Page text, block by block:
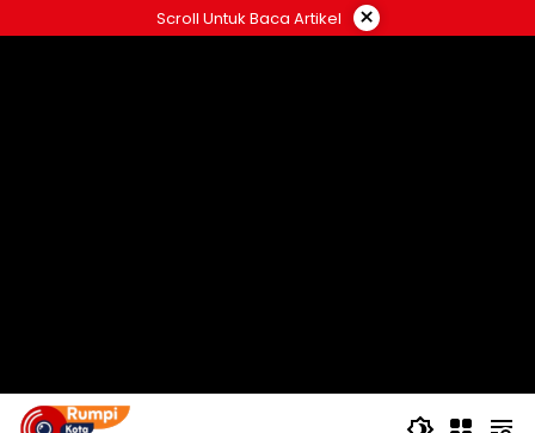
ke
Scroll Untuk Baca Artikel ×